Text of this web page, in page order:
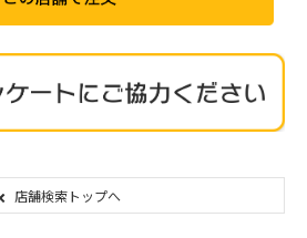
店舗検索トップへ